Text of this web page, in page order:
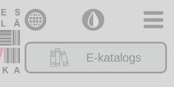
E-katalogs